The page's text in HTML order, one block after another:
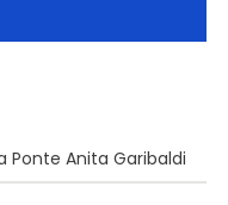
Anita Garibaldi